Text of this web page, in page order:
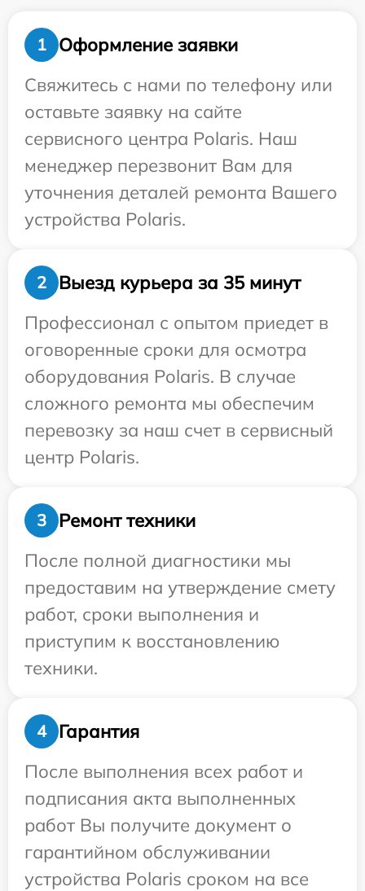
1
Оформление заявки
Свяжитесь с нами по телефону или
оставьте заявку на сайте
сервисного центра Polaris. Наш
менеджер перезвонит Вам для
уточнения деталей ремонта Вашего
устройства Polaris.
2
Выезд курьера за 35 минут
Профессионал с опытом приедет в
оговоренные сроки для осмотра
оборудования Polaris. В случае
сложного ремонта мы обеспечим
перевозку за наш счет в сервисный
центр Polaris.
3
Ремонт техники
После полной диагностики мы
предоставим на утверждение смету
работ, сроки выполнения и
приступим к восстановлению
техники.
4
Гарантия
После выполнения всех работ и
подписания акта выполненных
работ Вы получите документ о
гарантийном обслуживании
устройства Polaris сроком на все